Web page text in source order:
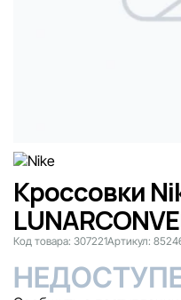
Кроссовки
Код товара: 307221Артикул: